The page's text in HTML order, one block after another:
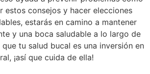
estos consejos y hacer elecciones
estarás en camino a mantener
y una boca saludable a lo largo de
tu salud bucal es una inversión en
¡así que cuida de ella!